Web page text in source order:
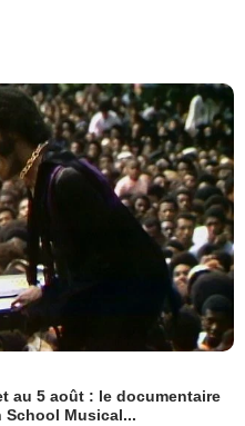
au 5 août : le documentaire
School Musical...